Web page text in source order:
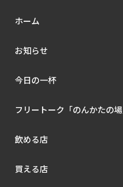
ホーム
お知らせ
今日の一杯
フリートーク「のんかたの場
飲める店
買える店